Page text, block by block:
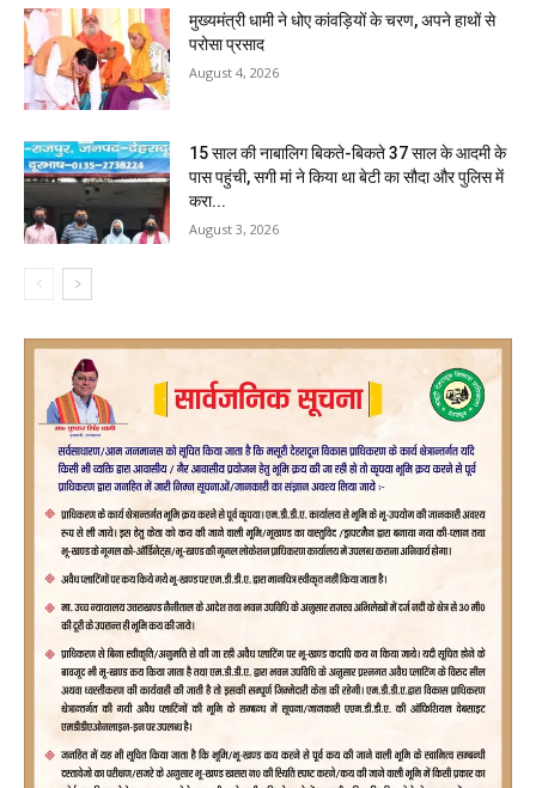
मुख्यमंत्री धामी ने धोए कांवड़ियों के चरण, अपने हाथों से
परोसा प्रसाद
August 4, 2026
15 साल की नाबालिग बिकते-बिकते 37 साल के आदमी के
पास पहुंची, सगी मां ने किया था बेटी का सौदा और पुलिस में
करा...
August 3, 2026